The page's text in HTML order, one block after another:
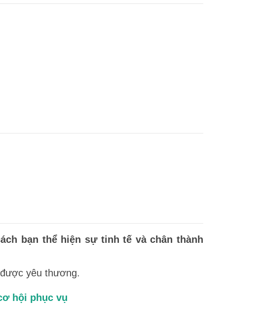
bạn thể hiện sự tinh tế và chân thành
yêu thương.
hội phục vụ